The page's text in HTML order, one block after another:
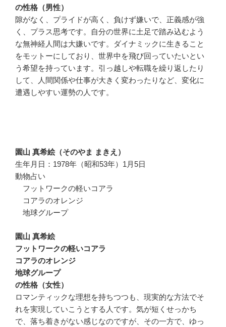
の性格（男性）
隙がなく、プライドが高く、負けず嫌いで、正義感が強
く、プラス思考です。自分の世界に土足で踏み込むよう
な無神経人間は大嫌いです。ダイナミックに生きること
をモットーにしており、世界中を飛び回っていたいとい
う希望を持っています。引っ越しや転職を繰り返したり
して、人間関係や仕事が大きく変わったりなど、変化に
遭遇しやすい運勢の人です。
園山 真希絵（そのやま まきえ）
生年月日：1978年（昭和53年）1月5日
動物占い
フットワークの軽いコアラ
コアラのオレンジ
地球グループ
園山 真希絵
フットワークの軽いコアラ
コアラのオレンジ
地球グループ
の性格（女性）
ロマンティックな理想を持ちつつも、現実的な方法でそ
れを実現していこうとする人です。気が短くせっかち
で、落ち着きがない感じなのですが、その一方で、ゆっ